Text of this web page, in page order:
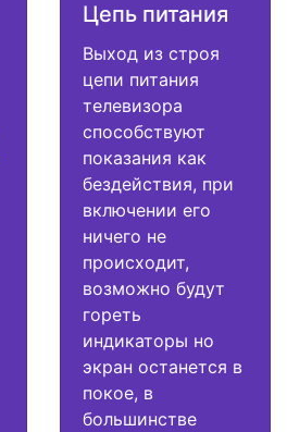
Цепь питания
Выход из строя
цепи питания
телевизора
способствуют
показания как
бездействия, при
включении его
ничего не
происходит,
возможно будут
гореть
индикаторы но
экран останется в
покое, в
большинстве